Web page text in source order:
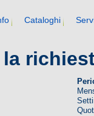
Cataloghi